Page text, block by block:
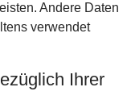
Andere Daten
verwendet
Ihrer